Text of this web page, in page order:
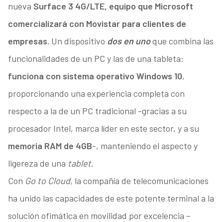
nueva Surface 3 4G/LTE, equipo que Microsoft
comercializará con Movistar para clientes de
empresas. Un dispositivo dos en unoque combina las
funcionalidades de un PC y las de una tableta:
funciona con sistema operativo Windows 10,
proporcionando una experiencia completa con
respecto a la de un PC tradicional -gracias a su
procesador Intel, marca líder en este sector, y a su
memoria RAM de 4GB-, manteniendo el aspecto y
ligereza de una tablet.
Con Go to Cloud, la compañía de telecomunicaciones
ha unido las capacidades de este potente terminal a la
solución ofimática en movilidad por excelencia –